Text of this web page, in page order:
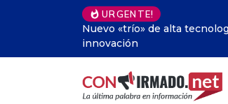
URGENTE!
La insólita receta de Corea